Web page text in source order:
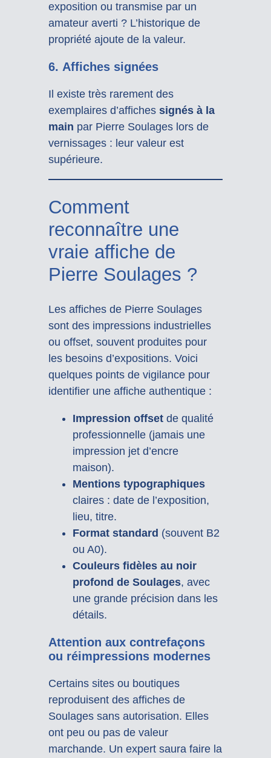
exposition ou transmise par un
amateur averti ? L’historique de
propriété ajoute de la valeur.
6. Affiches signées
Il existe très rarement des
exemplaires d’affiches signés à la
main par Pierre Soulages lors de
vernissages : leur valeur est
supérieure.
Comment
reconnaître une
vraie affiche de
Pierre Soulages ?
Les affiches de Pierre Soulages
sont des impressions industrielles
ou offset, souvent produites pour
les besoins d’expositions. Voici
quelques points de vigilance pour
identifier une affiche authentique :
Impression offsetde qualité
professionnelle (jamais une
impression jet d’encre
maison).
Mentions typographiques
claires : date de l’exposition,
lieu, titre.
Format standard (souvent B2
ou A0).
Couleurs fidèles au noir
profond de Soulages, avec
une grande précision dans les
détails.
Attention aux contrefaçons
ou réimpressions modernes
Certains sites ou boutiques
reproduisent des affiches de
Soulages sans autorisation. Elles
ont peu ou pas de valeur
marchande. Un expert saura faire la